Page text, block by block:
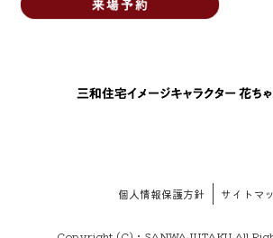
個人情報保護方針 サイトマ